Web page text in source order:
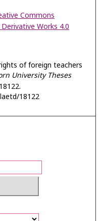
Commons
Works 4.0
of foreign teachers
University Theses
18122